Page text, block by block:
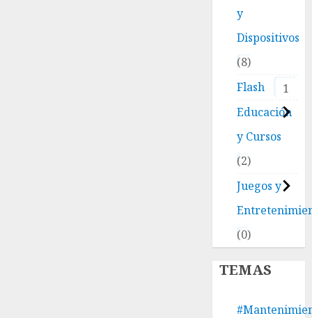
y
Dispositivos
8
Flash
1
Educación
y Cursos
2
Juegos y
0
TEMAS